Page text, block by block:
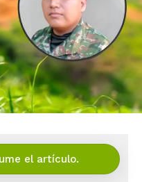
el artículo.